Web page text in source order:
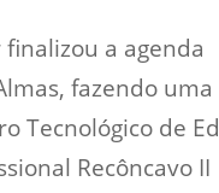
a agenda
fazendo uma
Tecnológico de Ed
Recôncavo II